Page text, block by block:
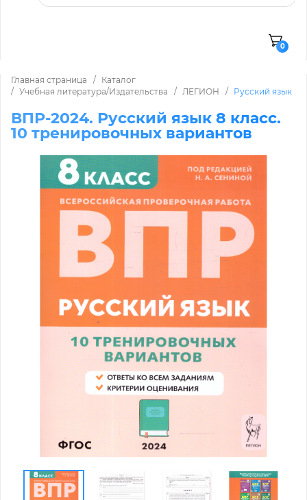
0
Главная страница
Каталог
Учебная литература/Издательства
ЛЕГИОН Русский язык
ВПР-2024. Русский язык 8 класс.
10 тренировочных вариантов